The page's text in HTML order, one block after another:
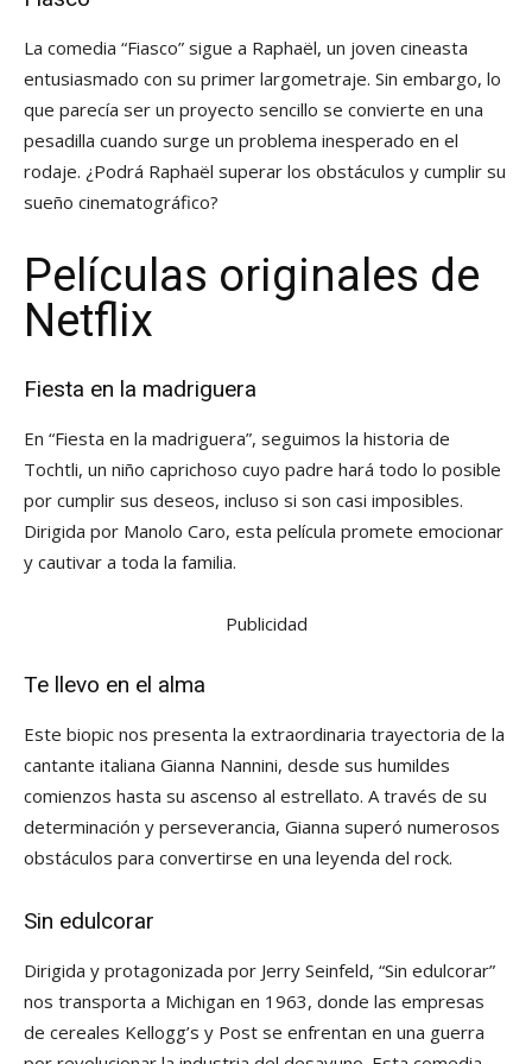
La comedia “Fiasco” sigue a Raphaël, un joven cineasta
entusiasmado con su primer largometraje. Sin embargo, lo
que parecía ser un proyecto sencillo se convierte en una
pesadilla cuando surge un problema inesperado en el
rodaje. ¿Podrá Raphaël superar los obstáculos y cumplir su
sueño cinematográfico?
Películas originales de
Netflix
Fiesta en la madriguera
En “Fiesta en la madriguera”, seguimos la historia de
Tochtli, un niño caprichoso cuyo padre hará todo lo posible
por cumplir sus deseos, incluso si son casi imposibles.
Dirigida por Manolo Caro, esta película promete emocionar
y cautivar a toda la familia.
Publicidad
Te llevo en el alma
Este biopic nos presenta la extraordinaria trayectoria de la
cantante italiana Gianna Nannini, desde sus humildes
comienzos hasta su ascenso al estrellato. A través de su
determinación y perseverancia, Gianna superó numerosos
obstáculos para convertirse en una leyenda del rock.
Sin edulcorar
Dirigida y protagonizada por Jerry Seinfeld, “Sin edulcorar”
nos transporta a Michigan en 1963, donde las empresas
de cereales Kellogg’s y Post se enfrentan en una guerra